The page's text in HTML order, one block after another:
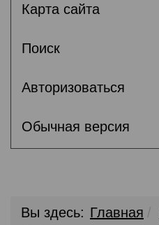
Карта сайта
Поиск
Авторизоваться
Обычная версия
Вы здесь: Главная